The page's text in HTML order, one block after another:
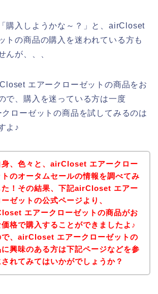
購入しようかな～？」と、airCloset
トの商品の購入を迷われている方も
んが、、、
エアークローゼットの商品をお
で、購入を迷っている方は一度
ローゼットの商品を試してみるのは
よ♪
身、色々と、airCloset エアークロー
のオータムセールの情報を調べてみ
た！その結果、下記airCloset エアー
ゼットの公式ページより、
エアークローゼットの商品がお
格で購入することができましたよ♪
で、airCloset エアークローゼットの
興味のある方は下記ページなどを参
れてみてはいかがでしょうか？